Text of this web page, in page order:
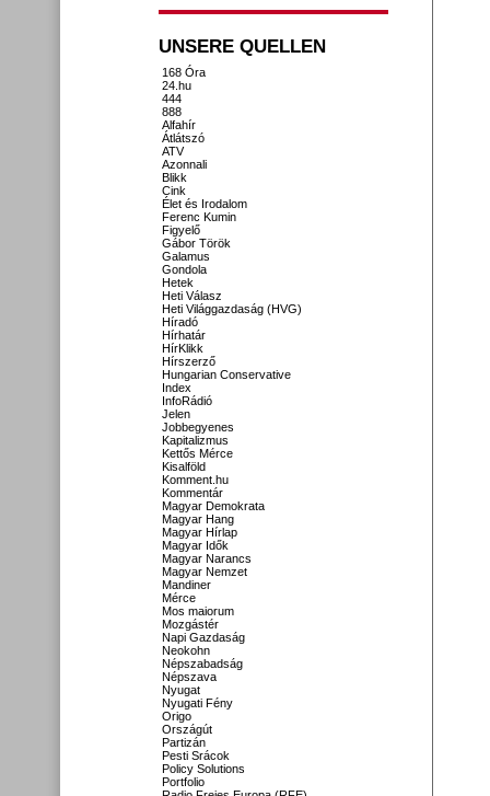
UNSERE QUELLEN
168 Óra
24.hu
444
888
Alfahír
Átlátszó
ATV
Azonnali
Blikk
Cink
Élet és Irodalom
Ferenc Kumin
Figyelő
Gábor Török
Galamus
Gondola
Hetek
Heti Válasz
Heti Világgazdaság (HVG)
Híradó
Hírhatár
HírKlikk
Hírszerző
Hungarian Conservative
Index
InfoRádió
Jelen
Jobbegyenes
Kapitalizmus
Kettős Mérce
Kisalföld
Komment.hu
Kommentár
Magyar Demokrata
Magyar Hang
Magyar Hírlap
Magyar Idők
Magyar Narancs
Magyar Nemzet
Mandiner
Mérce
Mos maiorum
Mozgástér
Napi Gazdaság
Neokohn
Népszabadság
Népszava
Nyugat
Nyugati Fény
Origo
Országút
Partizán
Pesti Srácok
Policy Solutions
Portfolio